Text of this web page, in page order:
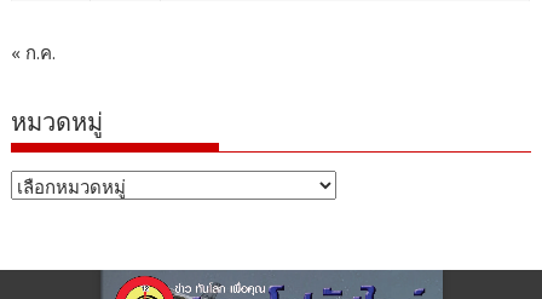
« ก.ค.
หมวดหมู่
หมวด